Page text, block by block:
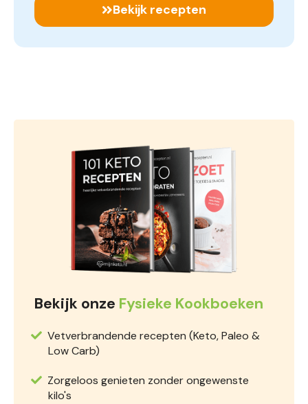
Bekijk recepten
Bekijk onze Fysieke Kookboeken
Vetverbrandende recepten (Keto, Paleo &
Low Carb)
Zorgeloos genieten zonder ongewenste
kilo's